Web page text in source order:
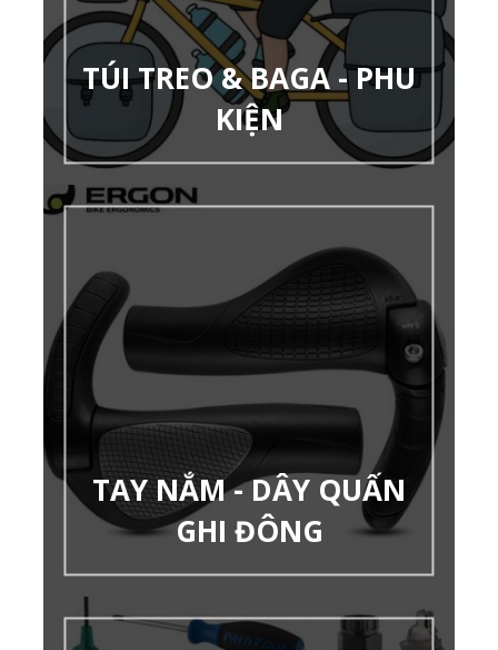
TÚI TREO & BAGA - PHU
KIỆN
TAY NẮM - DÂY QUẤN
GHI ĐÔNG